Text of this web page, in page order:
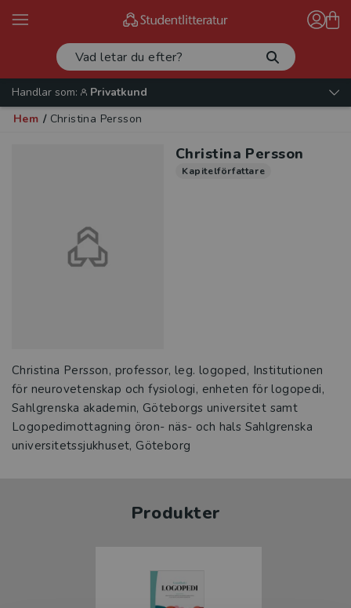
Handlar som:
Privatkund
Hem / Christina Persson
Christina Persson
Kapitelförfattare
Christina Persson, professor, leg. logoped, Institutionen
för neurovetenskap och fysiologi, enheten för logopedi,
Sahlgrenska akademin, Göteborgs universitet samt
Logopedimottagning öron- näs- och hals Sahlgrenska
Produkter